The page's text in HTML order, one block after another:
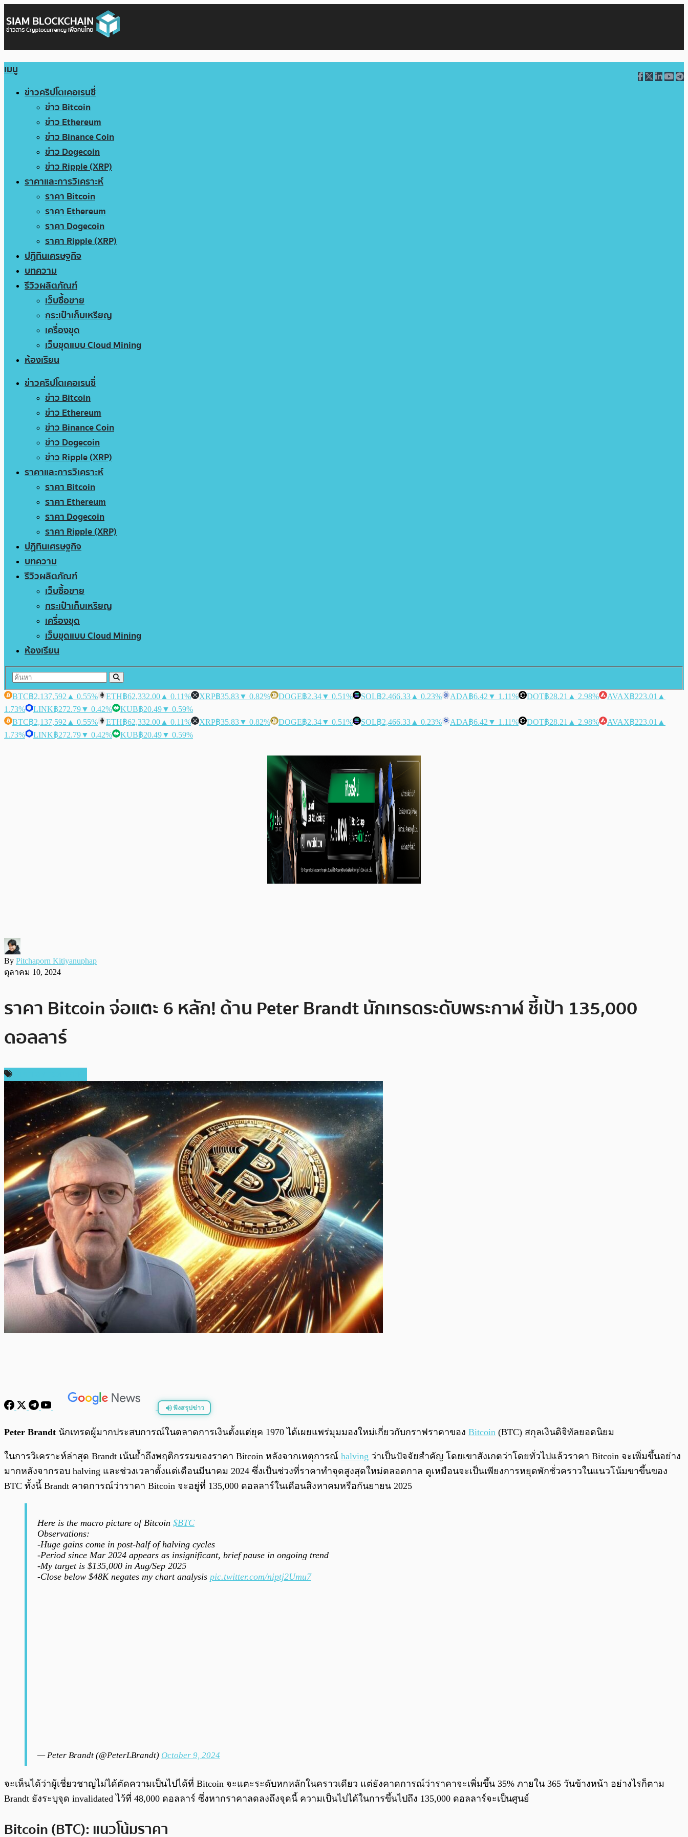
เมนู
ข่าวคริปโตเคอเรนซี่
ข่าว Bitcoin
ข่าว Ethereum
ข่าว Binance Coin
ข่าว Dogecoin
ข่าว Ripple (XRP)
ราคาและการวิเคราะห์
ราคา Bitcoin
ราคา Ethereum
ราคา Dogecoin
ราคา Ripple (XRP)
ปฏิทินเศรษฐกิจ
บทความ
รีวิวผลิตภัณฑ์
เว็บซื้อขาย
กระเป๋าเก็บเหรียญ
เครื่องขุด
เว็บขุดแบบ Cloud Mining
ห้องเรียน
ข่าวคริปโตเคอเรนซี่
ข่าว Bitcoin
ข่าว Ethereum
ข่าว Binance Coin
ข่าว Dogecoin
ข่าว Ripple (XRP)
ราคาและการวิเคราะห์
ราคา Bitcoin
ราคา Ethereum
ราคา Dogecoin
ราคา Ripple (XRP)
ปฏิทินเศรษฐกิจ
บทความ
รีวิวผลิตภัณฑ์
เว็บซื้อขาย
กระเป๋าเก็บเหรียญ
เครื่องขุด
เว็บขุดแบบ Cloud Mining
ห้องเรียน
BTC฿2,137,592 ▲ 0.55% ETH฿62,332.00 ▲ 0.11% XRP฿35.83▼ 0.82% DOGE฿2.34▼ 0.51% SOL฿2,466.33 ▲ 0.23% ADA฿6.42 ▼ 1.11% DOT฿28.21 ▲ 2.98% AVAX฿223.01 ▲
1.73%
LINK฿272.79▼ 0.42% KUB฿20.49▼ 0.59%
BTC฿2,137,592 ▲ 0.55% ETH฿62,332.00 ▲ 0.11% XRP฿35.83▼ 0.82% DOGE฿2.34▼ 0.51% SOL฿2,466.33 ▲ 0.23% ADA฿6.42 ▼ 1.11% DOT฿28.21 ▲ 2.98% AVAX฿223.01 ▲
1.73%
LINK฿272.79▼ 0.42% KUB฿20.49▼ 0.59%
By Pitchaporn Kitiyanuphap
ตุลาคม 10, 2024
ราคา Bitcoin จ่อแตะ 6 หลัก! ด้าน Peter Brandt นักเทรดระดับพระกาฬ ชี้เป้า 135,000
ดอลลาร์
ฟังสรุปข่าว
พร้อมเล่น
Peter Brandt นักเทรดผู้มากประสบการณ์ในตลาดการเงินตั้งแต่ยุค 1970 ได้เผยแพร่มุมมองใหม่เกี่ยวกับกราฟราคาของ Bitcoin (BTC) สกุลเงินดิจิทัลยอดนิยม
ในการวิเคราะห์ล่าสุด Brandt เน้นย้ำถึงพฤติกรรมของราคา Bitcoin หลังจากเหตุการณ์ halving ว่าเป็นปัจจัยสำคัญ โดยเขาสังเกตว่าโดยทั่วไปแล้วราคา Bitcoin จะเพิ่มขึ้นอย่าง
มากหลังจากรอบ halving และช่วงเวลาตั้งแต่เดือนมีนาคม 2024 ซึ่งเป็นช่วงที่ราคาทำจุดสูงสุดใหม่ตลอดกาล ดูเหมือนจะเป็นเพียงการหยุดพักชั่วคราวในแนวโน้มขาขึ้นของ
BTC ทั้งนี้ Brandt คาดการณ์ว่าราคา Bitcoin จะอยู่ที่ 135,000 ดอลลาร์ในเดือนสิงหาคมหรือกันยายน 2025
Here is the macro picture of Bitcoin $BTC
Observations:
-Huge gains come in post-half of halving cycles
-Period since Mar 2024 appears as insignificant, brief pause in ongoing trend
-My target is $135,000 in Aug/Sep 2025
-Close below $48K negates my chart analysis pic.twitter.com/niptj2Umu7
— Peter Brandt (@PeterLBrandt) October 9, 2024
จะเห็นได้ว่าผู้เชี่ยวชาญไม่ได้ตัดความเป็นไปได้ที่ Bitcoin จะแตะระดับหกหลักในคราวเดียว แต่ยังคาดการณ์ว่าราคาจะเพิ่มขึ้น 35% ภายใน 365 วันข้างหน้า อย่างไรก็ตาม
Brandt ยังระบุจุด invalidated ไว้ที่ 48,000 ดอลลาร์ ซึ่งหากราคาลดลงถึงจุดนี้ ความเป็นไปได้ในการขึ้นไปถึง 135,000 ดอลลาร์จะเป็นศูนย์
Bitcoin (BTC): แนวโน้มราคา